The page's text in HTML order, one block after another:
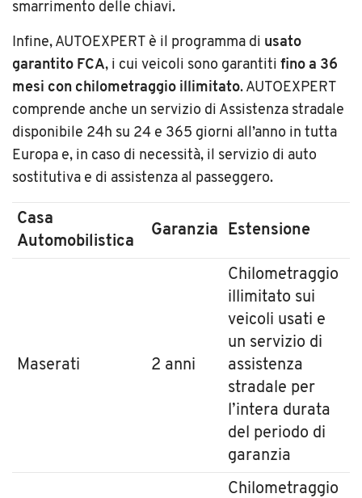
smarrimento delle chiavi.
Infine, AUTOEXPERT è il programma di usato
garantito FCA, i cui veicoli sono garantiti fino a 36
mesi con chilometraggio illimitato. AUTOEXPERT
comprende anche un servizio di Assistenza stradale
disponibile 24h su 24 e 365 giorni all’anno in tutta
Europa e, in caso di necessità, il servizio di auto
sostitutiva e di assistenza al passeggero.
Casa
Automobilistica
Garanzia Estensione
Maserati 2 anni
Chilometraggio
illimitato sui
veicoli usati e
un servizio di
assistenza
stradale per
l’intera durata
del periodo di
garanzia
Chilometraggio